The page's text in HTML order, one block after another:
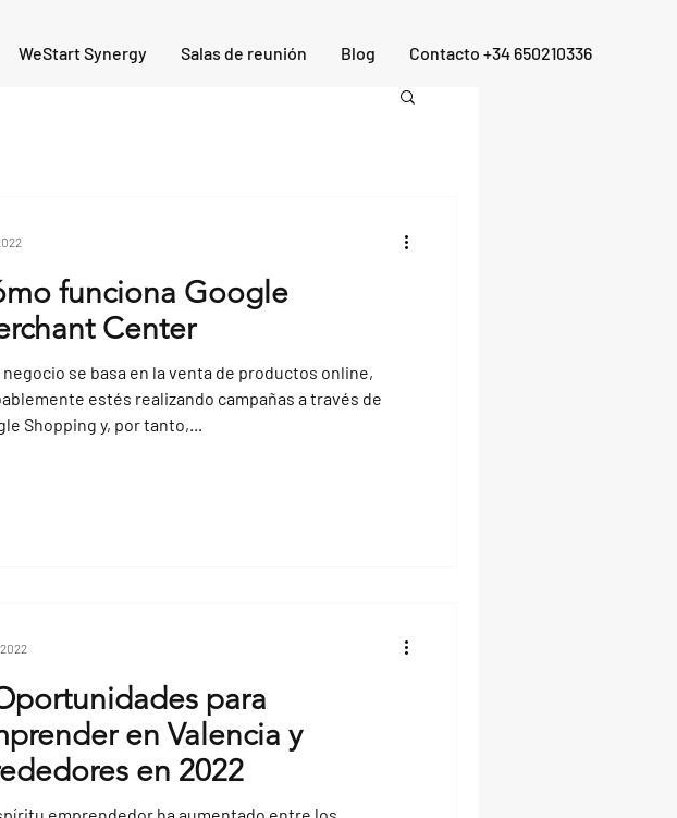
WeStart Synergy Salas de reunión Blog Contacto +34 650210336
funciona Google
Center
negocio se basa en la venta de productos online,
estés realizando campañas a través de
Shopping y, por tanto,...
para
en Valencia y
en 2022
emprendedor ha aumentado entre los